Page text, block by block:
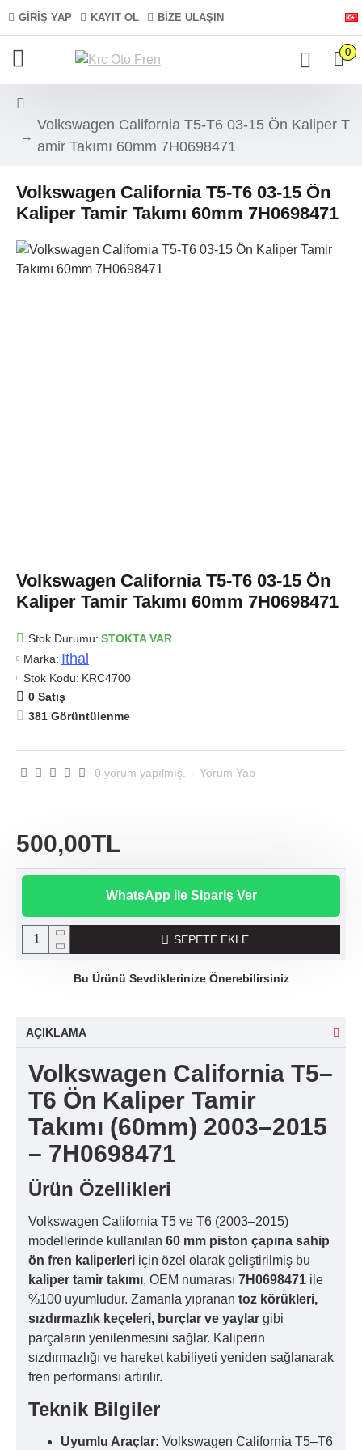
GIRIŞ YAP KAYIT OL BIZE ULAŞIN
0
Volkswagen California T5-T6 03-15 Ön Kaliper T
amir Takımı 60mm 7H0698471
Volkswagen California T5-T6 03-15 Ön
Kaliper Tamir Takımı 60mm 7H0698471
Volkswagen California T5-T6 03-15 Ön
Kaliper Tamir Takımı 60mm 7H0698471
Stok Durumu: STOKTA VAR
Marka: Ithal
Stok Kodu: KRC4700
0 Satış
381 Görüntülenme
0 yorum yapılmış. - Yorum Yap
500,00TL
WhatsApp ile Sipariş Ver
SEPETE EKLE
Bu Ürünü Sevdiklerinize Önerebilirsiniz
AÇIKLAMA
Volkswagen California T5–
T6 Ön Kaliper Tamir
Takımı (60mm) 2003–2015
– 7H0698471
Ürün Özellikleri
Volkswagen California T5 ve T6 (2003–2015)
modellerinde kullanılan 60 mm piston çapına sahip
ön fren kaliperleri için özel olarak geliştirilmiş bu
kaliper tamir takımı, OEM numarası 7H0698471 ile
%100 uyumludur. Zamanla yıpranan toz körükleri,
sızdırmazlık keçeleri, burçlar ve yaylar gibi
parçaların yenilenmesini sağlar. Kaliperin
sızdırmazlığı ve hareket kabiliyeti yeniden sağlanarak
fren performansı artırılır.
Teknik Bilgiler
Uyumlu Araçlar: Volkswagen California T5–T6